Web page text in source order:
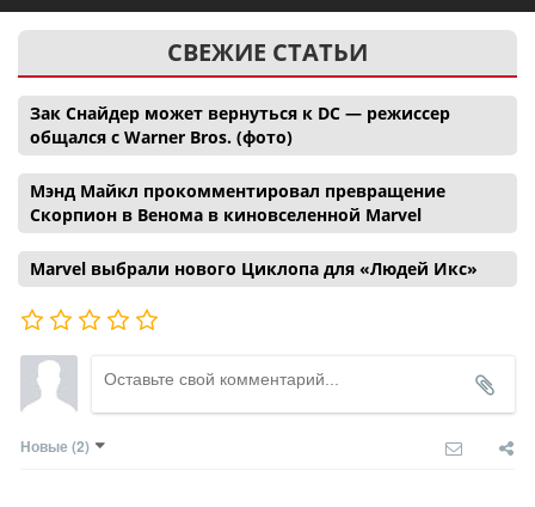
СВЕЖИЕ СТАТЬИ
Зак Снайдер может вернуться к DC — режиссер
общался с Warner Bros. (фото)
Мэнд Майкл прокомментировал превращение
Скорпион в Венома в киновселенной Marvel
Marvel выбрали нового Циклопа для «Людей Икс»
Новые (2)